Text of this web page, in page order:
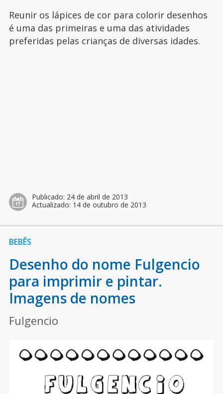
Reunir os lápices de cor para colorir desenhos
é uma das primeiras e uma das atividades
preferidas pelas crianças de diversas idades.
Publicado: 24 de abril de 2013
Actualizado: 14 de outubro de 2013
BEBÊS
Desenho do nome Fulgencio
para imprimir e pintar.
Imagens de nomes
Fulgencio